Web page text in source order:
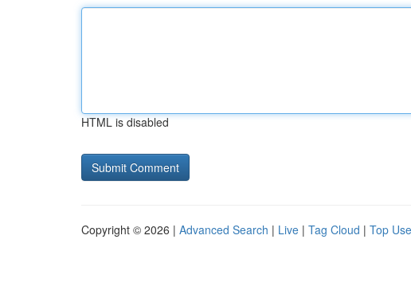
HTML is disabled
Copyright © 2026 | Advanced Search | Live | Tag Cloud | Top